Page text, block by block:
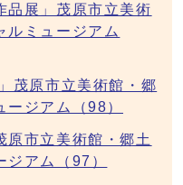
品展」茂原市立美術
ミュージアム
茂原市立美術館・郷
ジアム（98）
市立美術館・郷土
アム（97）